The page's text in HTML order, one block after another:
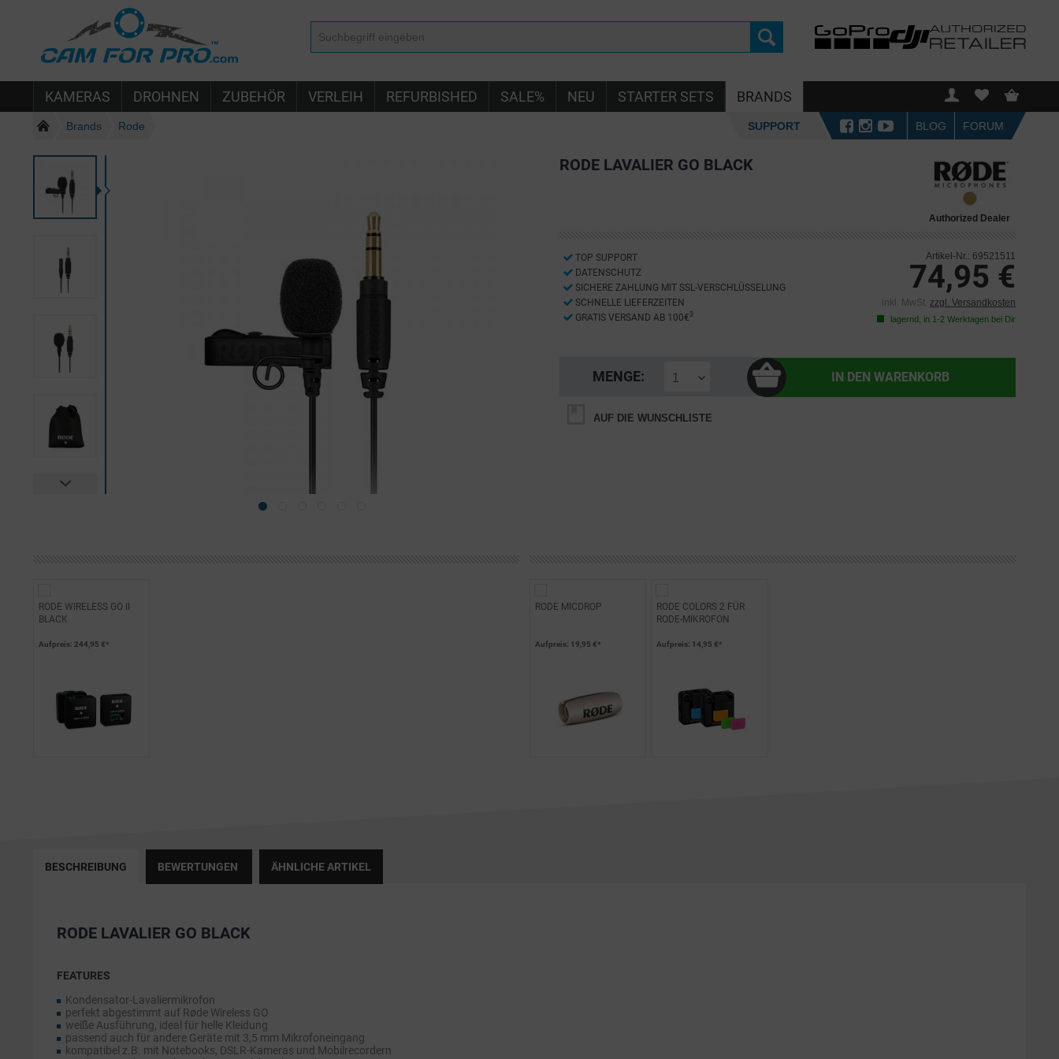
KAMERAS DROHNEN ZUBEHÖR VERLEIH REFURBISHED SALE% NEU STARTER SETS BRANDS
Brands Rode SUPPORT BLOG FORUM
RODE LAVALIER GO BLACK
Authorized Dealer
TOP SUPPORT
DATENSCHUTZ
SICHERE ZAHLUNG MIT SSL-VERSCHLÜSSELUNG
SCHNELLE LIEFERZEITEN
GRATIS VERSAND AB 100€ 3
Artikel-Nr.: 69521511
74,95 €
inkl. MwSt. zzgl. Versandkosten
lagernd, in 1-2 Werktagen bei Dir
MENGE: IN DEN WARENKORB
AUF DIE WUNSCHLISTE
RODE WIRELESS GO II
BLACK
Aufpreis: 244,95 €*
RODE MICDROP
Aufpreis: 19,95 €*
RODE COLORS 2 FÜR
RODE-MIKROFON
Aufpreis: 14,95 €*
BESCHREIBUNG BEWERTUNGEN ÄHNLICHE ARTIKEL
RODE LAVALIER GO BLACK
FEATURES
Kondensator-Lavaliermikrofon
perfekt abgestimmt auf Røde Wireless GO
weiße Ausführung, ideal für helle Kleidung
passend auch für andere Geräte mit 3,5 mm Mikrofoneingang
kompatibel z.B. mit Notebooks, DSLR-Kameras und Mobilrecordern